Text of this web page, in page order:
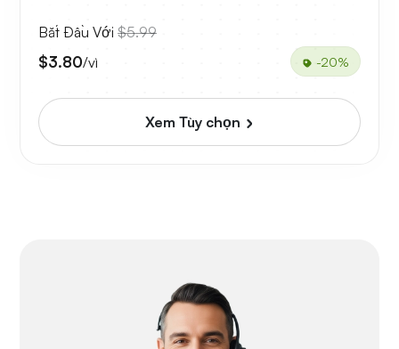
Bắt Đầu Với $5.99
$3.80/vì -20%
Xem Tùy chọn